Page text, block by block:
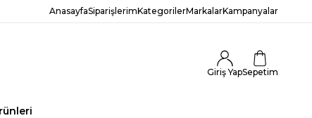
AnasayfaSiparişlerimKategorilerMarkalarKampanyalar
Giriş YapSepetim